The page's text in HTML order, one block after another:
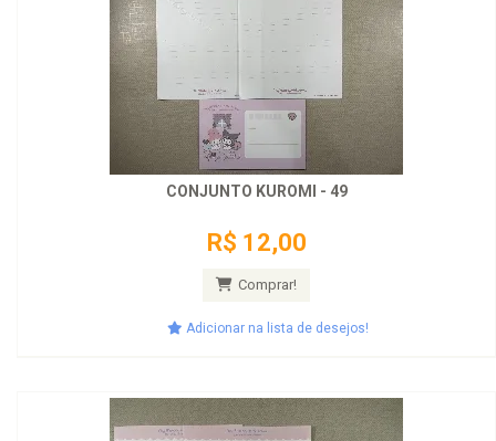
CONJUNTO KUROMI - 49
R$ 12,00
Comprar!
Adicionar na lista de desejos!